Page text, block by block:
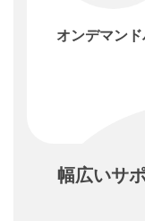
オンデマンド
幅広いサ